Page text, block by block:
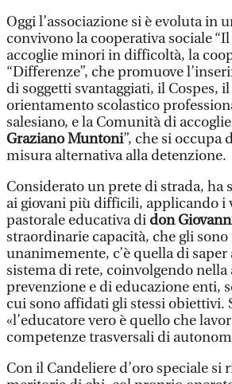
Oggi l’associazione si è evoluta in
convivono la cooperativa sociale “Il
accoglie minori in difficoltà, la
“Differenze”, che promuove
di soggetti svantaggiati, il Cospes,
orientamento scolastico
salesiano, e la Comunità di
Graziano Muntoni”, che si occupa
misura alternativa alla detenzione.
Considerato un prete di strada, ha
ai giovani più difficili, applicando i
pastorale educativa di don
straordinarie capacità, che gli
unanimemente, c’è quella di
sistema di rete, coinvolgendo
prevenzione e di educazione enti,
cui sono affidati gli stessi obiettivi.
«l’educatore vero è quello che
competenze trasversali di
Con il Candeliere d’oro speciale si